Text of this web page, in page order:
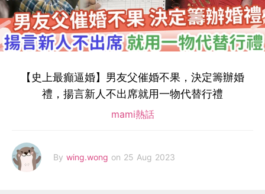
【史上最癲逼婚】男友父催婚不果，決定籌辦婚
禮，揚言新人不出席就用一物代替行禮
mami熱話
By wing.wong on 25 Aug 2023